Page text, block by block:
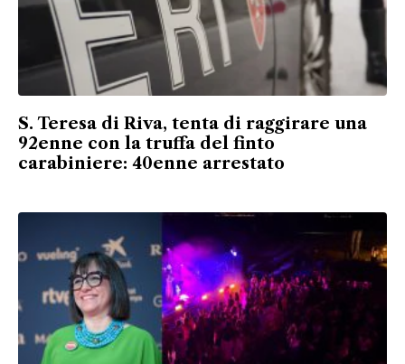
S. Teresa di Riva, tenta di raggirare una
92enne con la truffa del finto
carabiniere: 40enne arrestato